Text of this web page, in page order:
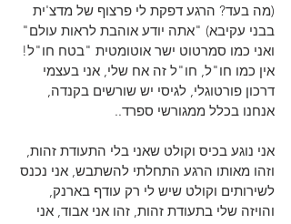
(מה בעד? הרגע דפקת לי פרצוף של מדצ'ית
בבני עקיבא) "אתה יודע אוהבת לראות עולם"
ואני כמו סמרטוט ישר אוטומטית "בטח חו"ל!
אין כמו חו"ל, חו"ל זה אח שלי, אני בעצמי
דרכון פורטוגלי, לגיסי יש שורשים בקנדה,
אנחנו בכלל ממגורשי ספרד..
אני נוגע בכיס וקולט שאני בלי התעודת זהות,
וזהו מאותו הרגע התחלתי להשתבש, אני נכנס
לשירותים וקולט שיש לי רק עודף בארנק,
והויזה שלי בתעודת זהות, זהו אני אבוד, אני